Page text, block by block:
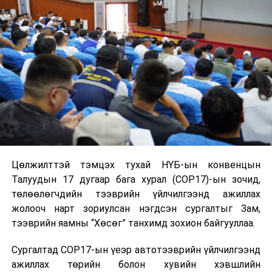
хамгааллыг сайжруулах зорилготой бодлого
хөтөлбөрийг хэрэгжүүлж байна.
Тухайлбал:
Хүүхэд харах үйлчилгээний төв байгуулахад
санхүүгийн дэмжлэг үзүүлж улсын хэмжээнд 120
төвд 315 хүүхэд асрагч ажиллан нийт 1599 хүүхэд
хамрагджээ.
Засгийн газраас 2025 онд хавсарсан, хүнд хэлбэрийн
хөгжлийн бэрхшээлтэй хүүхдээ асарч байгаа эцэг, эх,
асран хамгаалагчид олгож байгаа асаргааны
тэтгэмжийг нэмэгдүүлж сард 445,000 төгрөг
Мөн хүнд хэлбэрийн хөгжлийн бэрхшээлтэй хүүхдийг
асарч байгаа иргэнд олгох асаргааны тэтгэмжийг 30
хувиар нэмлээ.
Цөлжилттэй тэмцэх тухай НҮБ-ын конвенцын
Талуудын 17 дугаар бага хурал (COP17)-ын зочид,
төлөөлөгчдийн тээврийн үйлчилгээнд ажиллах
жолооч нарт зориулсан нэгдсэн сургалтыг Зам,
тээврийн яамны “Хөсөг” танхимд зохион байгууллаа.
Сургалтад COP17-ын үеэр автотээврийн үйлчилгээнд
ажиллах төрийн болон хувийн хэвшлийн